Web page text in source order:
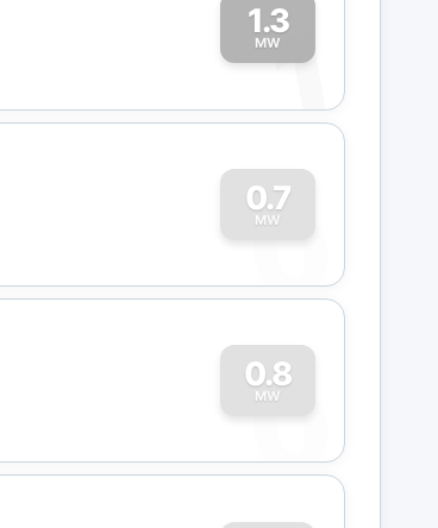
1.3
MW
1
0.7
MW
0
0.8
MW
0